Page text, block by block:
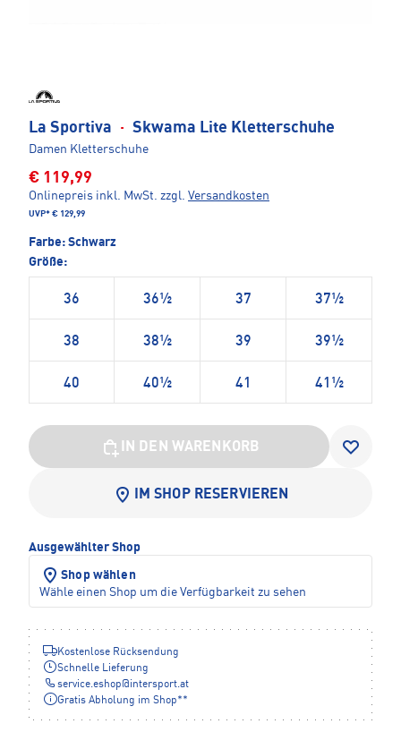
La Sportiva · Skwama Lite Kletterschuhe
Damen Kletterschuhe
€ 119,99
Onlinepreis inkl. MwSt. zzgl. Versandkosten
UVP* € 129,99
Farbe: Schwarz
Größe:
36 36½ 37 37½
38 38½ 39 39½
40 40½ 41 41½
IN DEN WARENKORB
IM SHOP RESERVIEREN
Ausgewählter Shop
Shop wählen
Wähle einen Shop um die Verfügbarkeit zu sehen
Kostenlose Rücksendung
Schnelle Lieferung
service.eshop@intersport.at
Gratis Abholung im Shop**